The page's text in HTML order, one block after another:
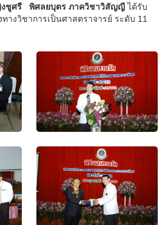
งชูศรี พิศลยบุตร ภาควิชาวิสัญญีได้รับ
างวิชาการเป็นศาสตราจารย์ ระดับ 11